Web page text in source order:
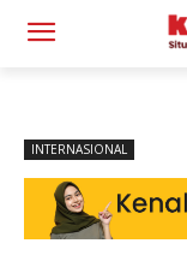
INTERNASIONAL